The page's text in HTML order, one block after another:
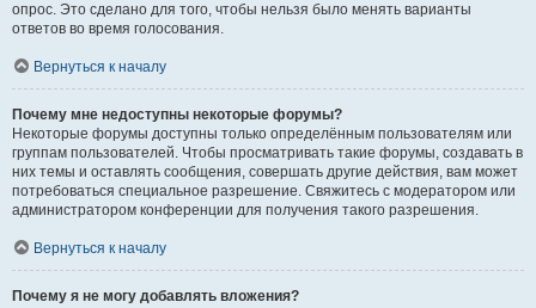
опрос. Это сделано для того, чтобы нельзя было менять варианты
ответов во время голосования.
Вернуться к началу
Почему мне недоступны некоторые форумы?
Некоторые форумы доступны только определённым пользователям или
группам пользователей. Чтобы просматривать такие форумы, создавать в
них темы и оставлять сообщения, совершать другие действия, вам может
потребоваться специальное разрешение. Свяжитесь с модератором или
администратором конференции для получения такого разрешения.
Вернуться к началу
Почему я не могу добавлять вложения?